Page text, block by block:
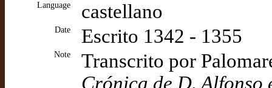
Language castellano
Date Escrito 1342 - 1355
Note
Transcrito por
Crónica de D. Alfonso